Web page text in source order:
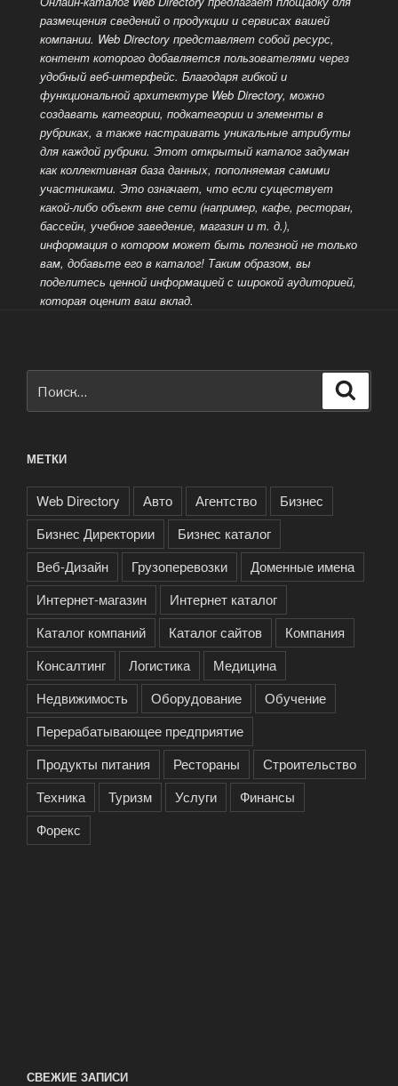
размещения сведений о продукции и сервисах вашей
компании. Web Directory представляет собой ресурс,
контент которого добавляется пользователями через
удобный веб-интерфейс. Благодаря гибкой и
функциональной архитектуре Web Directory, можно
создавать категории, подкатегории и элементы в
рубриках, а также настраивать уникальные атрибуты
для каждой рубрики. Этот открытый каталог задуман
как коллективная база данных, пополняемая самими
участниками. Это означает, что если существует
какой-либо объект вне сети (например, кафе, ресторан,
бассейн, учебное заведение, магазин и т. д.),
информация о котором может быть полезной не только
вам, добавьте его в каталог! Таким образом, вы
поделитесь ценной информацией с широкой аудиторией,
которая оценит ваш вклад.
МЕТКИ
Web Directory Авто Агентство
Бизнес
Бизнес Директории
Бизнес каталог
Веб-Дизайн
Грузоперевозки
Доменные имена
Интернет-магазин
Интернет каталог
Каталог компаний
Каталог сайтов
Компания
Консалтинг
Логистика
Медицина
Недвижимость
Оборудование
Обучение
Перерабатывающее предприятие
Продукты питания
Рестораны
Строительство
Техника
Туризм Услуги
Финансы
Форекс
СВЕЖИЕ ЗАПИСИ